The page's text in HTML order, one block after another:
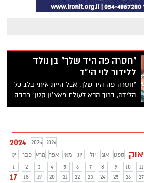
"חסרה פה היד שלך" בן נולד
ללידור לוי הי"ד
"חסרה פה היד שלך, אבל היית איתי בלב כל
הלידה, ברוך הבא לעולם פאצ׳ון קטן" כתבה
שושי לוי בפוסט קצר בו פרסמה תמונות של
אפריל השנה
2024 2025
2026
ינו
פבר מרץ אפר מאי יונ יול אוג ספט אוק
1
2 3 4 5 6 7 8 9 10 11
17 18 19 20 21 22 23 24 25 26 27